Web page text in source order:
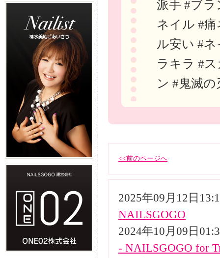
派手 #ブラ
ネイル #
ル安い #
ラキラ #
ン #鬼滅の
<<前のページへ
2025年09月12日
NAILSGOGO
2024年10月09日
- NAILSGOGO for